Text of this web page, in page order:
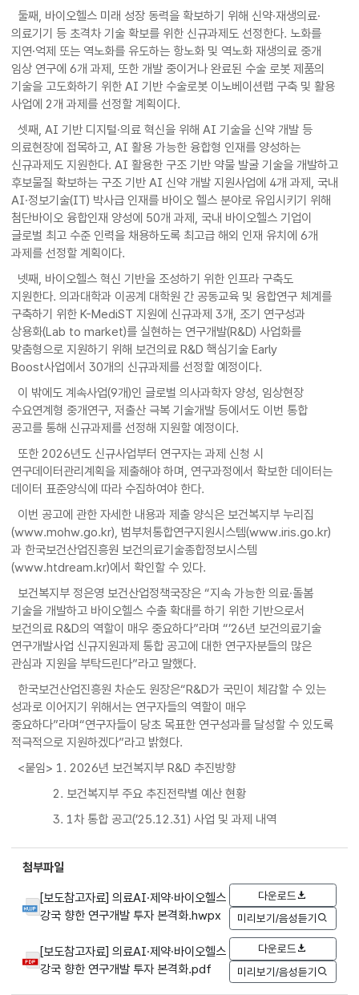
둘째, 바이오헬스 미래 성장 동력을 확보하기 위해 신약·재생의료·
의료기기 등 초격차 기술 확보를 위한 신규과제도 선정한다. 노화를
지연·억제 또는 역노화를 유도하는 항노화 및 역노화 재생의료 중개
임상 연구에 6개 과제, 또한 개발 중이거나 완료된 수술 로봇 제품의
기술을 고도화하기 위한 AI 기반 수술로봇 이노베이션랩 구축 및 활용
사업에 2개 과제를 선정할 계획이다.
셋째, AI 기반 디지털·의료 혁신을 위해 AI 기술을 신약 개발 등
의료현장에 접목하고, AI 활용 가능한 융합형 인재를 양성하는
신규과제도 지원한다. AI 활용한 구조 기반 약물 발굴 기술을 개발하고
후보물질 확보하는 구조 기반 AI 신약 개발 지원사업에 4개 과제, 국내
AI·정보기술(IT) 박사급 인재를 바이오 헬스 분야로 유입시키기 위해
첨단바이오 융합인재 양성에 50개 과제, 국내 바이오헬스 기업이
글로벌 최고 수준 인력을 채용하도록 최고급 해외 인재 유치에 6개
과제를 선정할 계획이다.
넷째, 바이오헬스 혁신 기반을 조성하기 위한 인프라 구축도
지원한다. 의과대학과 이공계 대학원 간 공동교육 및 융합연구 체계를
구축하기 위한 K-MediST 지원에 신규과제 3개, 조기 연구성과
상용화(Lab to market)를 실현하는 연구개발(R&D) 사업화를
맞춤형으로 지원하기 위해 보건의료 R&D 핵심기술 Early
Boost사업에서 30개의 신규과제를 선정할 예정이다.
이 밖에도 계속사업(9개)인 글로벌 의사과학자 양성, 임상현장
수요연계형 중개연구, 저출산 극복 기술개발 등에서도 이번 통합
공고를 통해 신규과제를 선정해 지원할 예정이다.
또한 2026년도 신규사업부터 연구자는 과제 신청 시
연구데이터관리계획을 제출해야 하며, 연구과정에서 확보한 데이터는
데이터 표준양식에 따라 수집하여야 한다.
이번 공고에 관한 자세한 내용과 제출 양식은 보건복지부 누리집
(www.mohw.go.kr), 범부처통합연구지원시스템(www.iris.go.kr)
과 한국보건산업진흥원 보건의료기술종합정보시스템
(www.htdream.kr)에서 확인할 수 있다.
보건복지부 정은영 보건산업정책국장은 “지속 가능한 의료·돌봄
기술을 개발하고 바이오헬스 수출 확대를 하기 위한 기반으로서
보건의료 R&D의 역할이 매우 중요하다”라며 “’26년 보건의료기술
연구개발사업 신규지원과제 통합 공고에 대한 연구자분들의 많은
관심과 지원을 부탁드린다”라고 말했다.
한국보건산업진흥원 차순도 원장은“R&D가 국민이 체감할 수 있는
성과로 이어지기 위해서는 연구자들의 역할이 매우
중요하다”라며“연구자들이 당초 목표한 연구성과를 달성할 수 있도록
적극적으로 지원하겠다”라고 밝혔다.
<붙임> 1. 2026년 보건복지부 R&D 추진방향
2. 보건복지부 주요 추진전략별 예산 현황
3. 1차 통합 공고(’25.12.31) 사업 및 과제 내역
첨부파일
[보도참고자료] 의료AI·제약·바이오헬스
강국 향한 연구개발 투자 본격화.hwpx
다운로드
미리보기/음성듣기
[보도참고자료] 의료AI·제약·바이오헬스
강국 향한 연구개발 투자 본격화.pdf
다운로드
미리보기/음성듣기